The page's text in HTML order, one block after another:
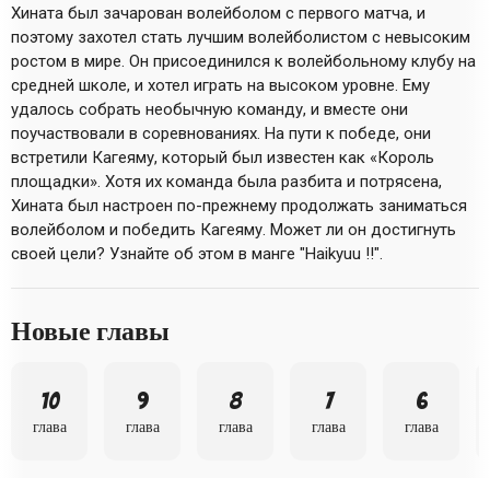
Хината был зачарован волейболом с первого матча, и
поэтому захотел стать лучшим волейболистом с невысоким
ростом в мире. Он присоединился к волейбольному клубу на
средней школе, и хотел играть на высоком уровне. Ему
удалось собрать необычную команду, и вместе они
поучаствовали в соревнованиях. На пути к победе, они
встретили Кагеяму, который был известен как «Король
площадки». Хотя их команда была разбита и потрясена,
Хината был настроен по-прежнему продолжать заниматься
волейболом и победить Кагеяму. Может ли он достигнуть
своей цели? Узнайте об этом в манге "Haikyuu !!".
Новые главы
10
глава
9
глава
8
глава
7
глава
6
глава